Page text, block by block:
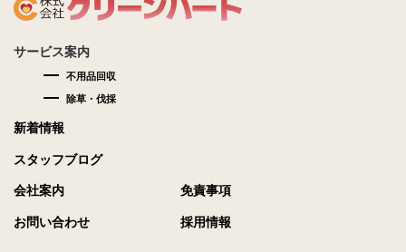
サービス案内
不用品回収
除草・伐採
新着情報
スタッフブログ
会社案内
お問い合わせ
免責事項
採用情報